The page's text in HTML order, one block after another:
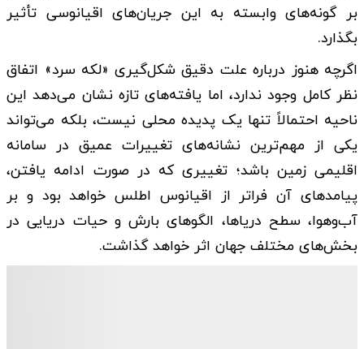
بر گونه‌های وابسته به این جریان‌های اقیانوسی تأثیر
بگذارد.
اگرچه هنوز درباره علت دقیق شکل‌گیری «لکه سرد» اتفاق
نظر کامل وجود ندارد، اما یافته‌های تازه نشان می‌دهد این
ناحیه احتمالاً تنها یک پدیده محلی نیست، بلکه می‌تواند
یکی از مهم‌ترین نشانه‌های تغییرات عمیق در سامانه
اقلیمی زمین باشد؛ تغییری که در صورت ادامه یافتن،
پیامدهای آن فراتر از اقیانوس اطلس خواهد بود و بر
آب‌وهوا، سطح دریاها، الگوهای بارش و حیات دریایی در
بخش‌های مختلف جهان اثر خواهد گذاشت.